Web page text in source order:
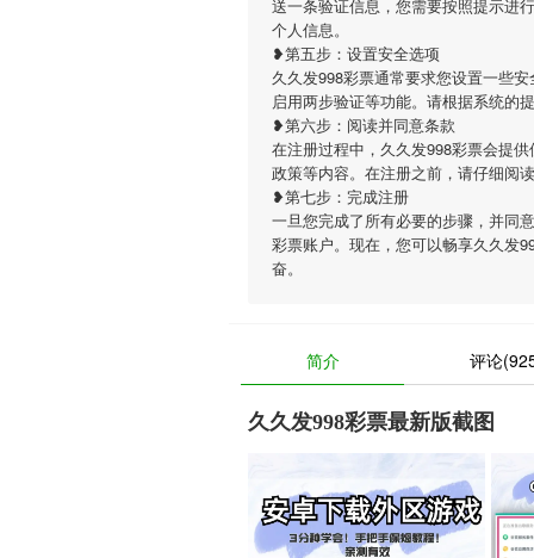
送一条验证信息，您需要按照提示进
个人信息。
❥第五步：设置安全选项
久久发998彩票通常要求您设置一些
启用两步验证等功能。请根据系统的
❥第六步：阅读并同意条款
在注册过程中，久久发998彩票会提
政策等内容。在注册之前，请仔细阅
❥第七步：完成注册
一旦您完成了所有必要的步骤，并同
彩票账户。现在，您可以畅享久久发
奋。
简介 评论
久久发998彩票最新版截图